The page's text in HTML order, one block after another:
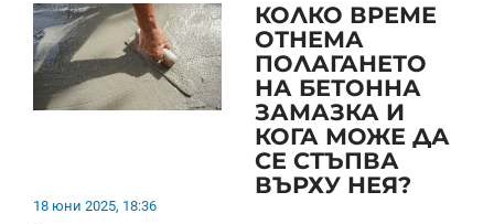
КОЛКО ВРЕМЕ
ОТНЕМА
ПОЛАГАНЕТО
НА БЕТОННА
ЗАМАЗКА И
КОГА МОЖЕ ДА
СЕ СТЪПВА
ВЪРХУ НЕЯ?
18 юни 2025, 18:36